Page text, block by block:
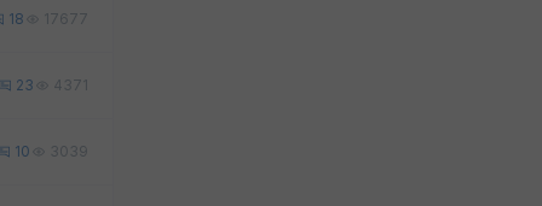
18 17677
23 4371
10 3039